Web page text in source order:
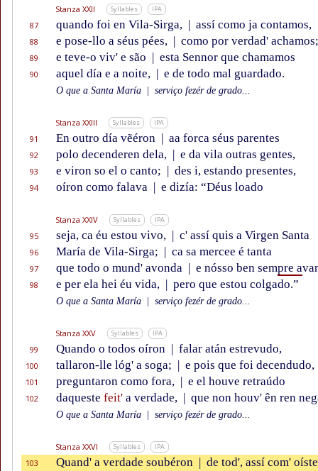
Stanza XXII Syllables IPA
87 quando foi en Vila-Sirga, | assí como ja contamos,
88 e pose-llo a séus pées, | como por verdad' achamos;
89 e teve-o viv' e são | esta Sennor que chamamos
90 aquel día e a noite, | e de todo mal guardado.
O que a Santa María serviço fezér de grado...
Stanza XXIII Syllables IPA
91 En outro día vẽéron | aa forca séus parentes
92 polo decenderen dela, | e da vila outras gentes,
93 e viron so el o canto; | des i, estando presentes,
94 oíron como falava | e dizía: “Déus loado
Stanza XXIV Syllables IPA
95 seja, ca éu estou vivo, | c' assí quis a Virgen Santa
96 María de Vila-Sirga; | ca sa mercee é tanta
97 que todo o mund' avonda | e nósso ben sempre a
98 e per ela hei éu vida, | pero que estou colgado.”
O que a Santa María serviço fezér de grado...
Stanza XXV Syllables IPA
99 Quando o todos oíron | falar atán estrevudo,
100 tallaron-lle lóg' a soga; | e pois que foi decendudo,
101 preguntaron como fora, | e el houve retraúdo
102 daqueste feit' a verdade, | que non houv' ên ren
O que a Santa María serviço fezér de grado...
Stanza XXVI Syllables IPA
103 Quand' a verdade soubéron | de tod', assí com'